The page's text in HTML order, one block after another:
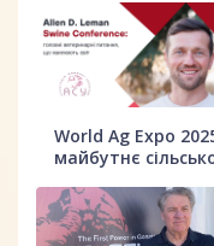
World Ag Expo
майбутнє